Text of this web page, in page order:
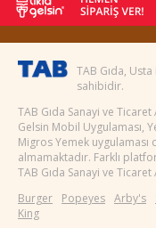
TAB Gıda,
sahibidir.
TAB Gıda Sanayi ve Ticaret
Gelsin Mobil Uygulaması,
Migros Yemek
almamaktadır. Farklı
TAB Gıda Sanayi ve
Burger
King
Popeyes Arby's